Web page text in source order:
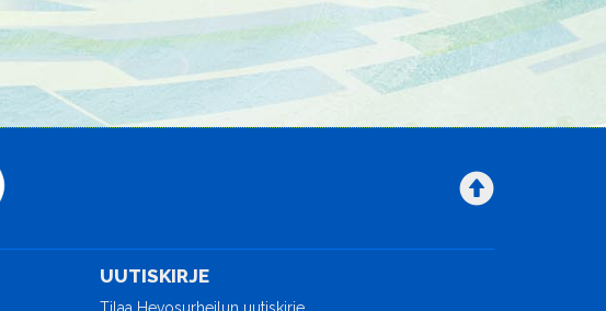
UUTISKIRJE